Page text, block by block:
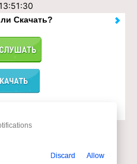
Скачать?
сервису
Скачать
Discard Allow